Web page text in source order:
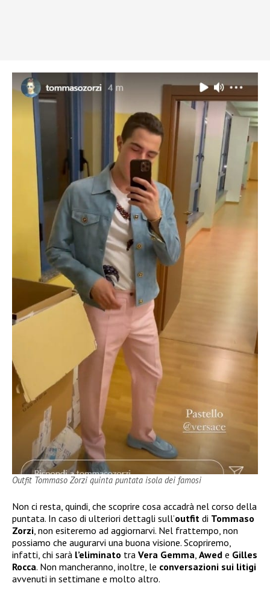
Outfit Tommaso Zorzi quinta puntata isola dei famosi
Non ci resta, quindi, che scoprire cosa accadrà nel corso della
puntata. In caso di ulteriori dettagli sull’outfit di Tommaso
Zorzi, non esiteremo ad aggiornarvi. Nel frattempo, non
possiamo che augurarvi una buona visione. Scopriremo,
infatti, chi sarà l’eliminato tra Vera Gemma, Awed e Gilles
Rocca. Non mancheranno, inoltre, le conversazioni sui litigi
avvenuti in settimane e molto altro.